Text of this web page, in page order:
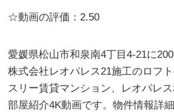
☆動画の評価：2.50
愛媛県松山市和泉南4丁目4-21に
株式会社レオパレス21施工のロフ
スリー賃貸マンション、レオパレ
部屋紹介4K動画です。物件情報詳